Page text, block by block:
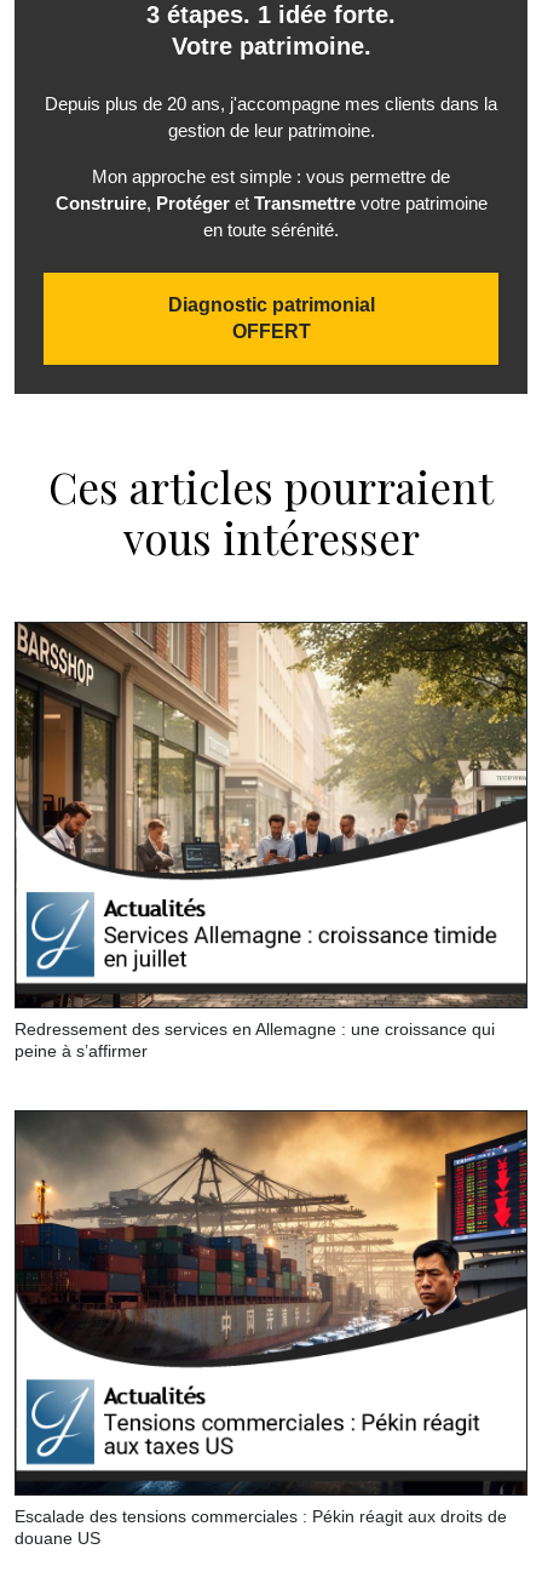
3 étapes. 1 idée forte.
Votre patrimoine.
Depuis plus de 20 ans, j'accompagne mes clients dans la
gestion de leur patrimoine.
Mon approche est simple : vous permettre de
Construire, Protégeret Transmettrevotre patrimoine
en toute sérénité.
Diagnostic patrimonial
OFFERT
Ces articles pourraient
vous intéresser
Redressement des services en Allemagne : une croissance qui
peine à s’affirmer
Escalade des tensions commerciales : Pékin réagit aux droits de
douane US